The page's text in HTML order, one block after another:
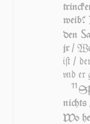
weib?
den S
jr /
iſt /
vnd er
11
nichts
Wo